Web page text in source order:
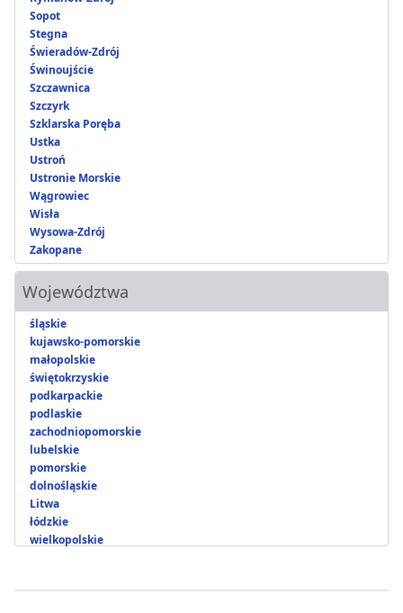
Sopot
Stegna
Świeradów-Zdrój
Świnoujście
Szczawnica
Szczyrk
Szklarska Poręba
Ustka
Ustroń
Ustronie Morskie
Wągrowiec
Wisła
Wysowa-Zdrój
Zakopane
Województwa
śląskie
kujawsko-pomorskie
małopolskie
świętokrzyskie
podkarpackie
podlaskie
zachodniopomorskie
lubelskie
pomorskie
dolnośląskie
Litwa
łódzkie
wielkopolskie